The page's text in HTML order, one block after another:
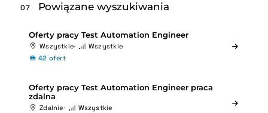
07 Powiązane wyszukiwania
Oferty pracy Test Automation Engineer
Wszystkie
Wszystkie
42 ofert
Oferty pracy Test Automation Engineer praca
zdalna
Zdalnie
Wszystkie